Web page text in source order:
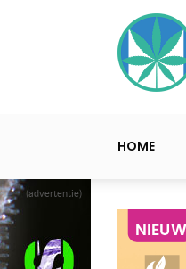
(advertentie)
HOME